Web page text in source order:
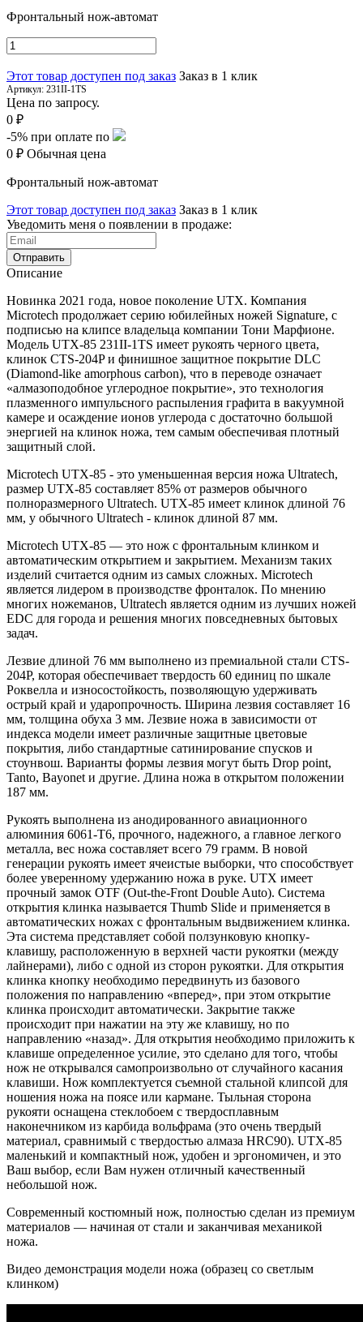
Фронтальный нож-автомат
Этот товар доступен под заказ Заказ в 1 клик
Артикул: 231II-1TS
Цена по запросу.
0 ₽
-5% при оплате по
0 ₽ Обычная цена
Фронтальный нож-автомат
Этот товар доступен под заказ Заказ в 1 клик
Уведомить меня о появлении в продаже:
Отправить
Описание
Новинка 2021 года, новое поколение UTX. Компания
Microtech продолжает серию юбилейных ножей Signature, с
подписью на клипсе владельца компании Тони Марфионе.
Модель UTX-85 231II-1TS имеет рукоять черного цвета,
клинок CTS-204P и финишное защитное покрытие DLC
(Diamond-like amorphous carbon), что в переводе означает
«алмазоподобное углеродное покрытие», это технология
плазменного импульсного распыления графита в вакуумной
камере и осаждение ионов углерода с достаточно большой
энергией на клинок ножа, тем самым обеспечивая плотный
защитный слой.
Microtech UTX-85 - это уменьшенная версия ножа Ultratech,
размер UTX-85 составляет 85% от размеров обычного
полноразмерного Ultratech. UTX-85 имеет клинок длиной 76
мм, у обычного Ultratech - клинок длиной 87 мм.
Microtech UTX-85 — это нож с фронтальным клинком и
автоматическим открытием и закрытием. Механизм таких
изделий считается одним из самых сложных. Microtech
является лидером в производстве фронталок. По мнению
многих ножеманов, Ultratech является одним из лучших ножей
EDC для города и решения многих повседневных бытовых
задач.
Лезвие длиной 76 мм выполнено из премиальной стали CTS-
204P, которая обеспечивает твердость 60 единиц по шкале
Роквелла и износостойкость, позволяющую удерживать
острый край и ударопрочность. Ширина лезвия составляет 16
мм, толщина обуха 3 мм. Лезвие ножа в зависимости от
индекса модели имеет различные защитные цветовые
покрытия, либо стандартные сатинирование спусков и
стоунвош. Варианты формы лезвия могут быть Drop point,
Tanto, Bayonet и другие. Длина ножа в открытом положении
187 мм.
Рукоять выполнена из анодированного авиационного
алюминия 6061-T6, прочного, надежного, а главное легкого
металла, вес ножа составляет всего 79 грамм. В новой
генерации рукоять имеет ячеистые выборки, что способствует
более уверенному удержанию ножа в руке. UTX имеет
прочный замок OTF (Out-the-Front Double Auto). Система
открытия клинка называется Thumb Slide и применяется в
автоматических ножах с фронтальным выдвижением клинка.
Эта система представляет собой ползунковую кнопку-
клавишу, расположенную в верхней части рукоятки (между
лайнерами), либо с одной из сторон рукоятки. Для открытия
клинка кнопку необходимо передвинуть из базового
положения по направлению «вперед», при этом открытие
клинка происходит автоматически. Закрытие также
происходит при нажатии на эту же клавишу, но по
направлению «назад». Для открытия необходимо приложить к
клавише определенное усилие, это сделано для того, чтобы
нож не открывался самопроизвольно от случайного касания
клавиши. Нож комплектуется съемной стальной клипсой для
ношения ножа на поясе или кармане. Тыльная сторона
рукояти оснащена стеклобоем с твердосплавным
наконечником из карбида вольфрама (это очень твердый
материал, сравнимый с твердостью алмаза HRC90). UTX-85
маленький и компактный нож, удобен и эргономичен, и это
Ваш выбор, если Вам нужен отличный качественный
небольшой нож.
Современный костюмный нож, полностью сделан из премиум
материалов — начиная от стали и заканчивая механикой
ножа.
Видео демонстрация модели ножа (образец со светлым
клинком)